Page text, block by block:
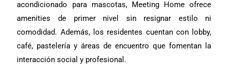
acondicionado para mascotas, Meeting Home ofrece
amenities de primer nivel sin resignar estilo ni
comodidad. Además, los residentes cuentan con lobby,
café, pastelería y áreas de encuentro que fomentan la
interacción social y profesional.